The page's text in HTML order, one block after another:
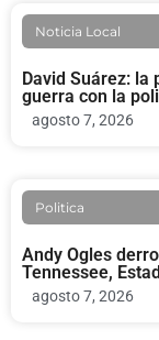
Noticia Local
David Suárez: la
guerra con la
agosto 7, 2026
Politica
Andy Ogles
Tennessee,
agosto 7, 2026